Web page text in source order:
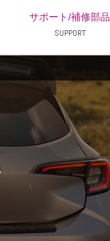
サポート/補修部品
SUPPORT